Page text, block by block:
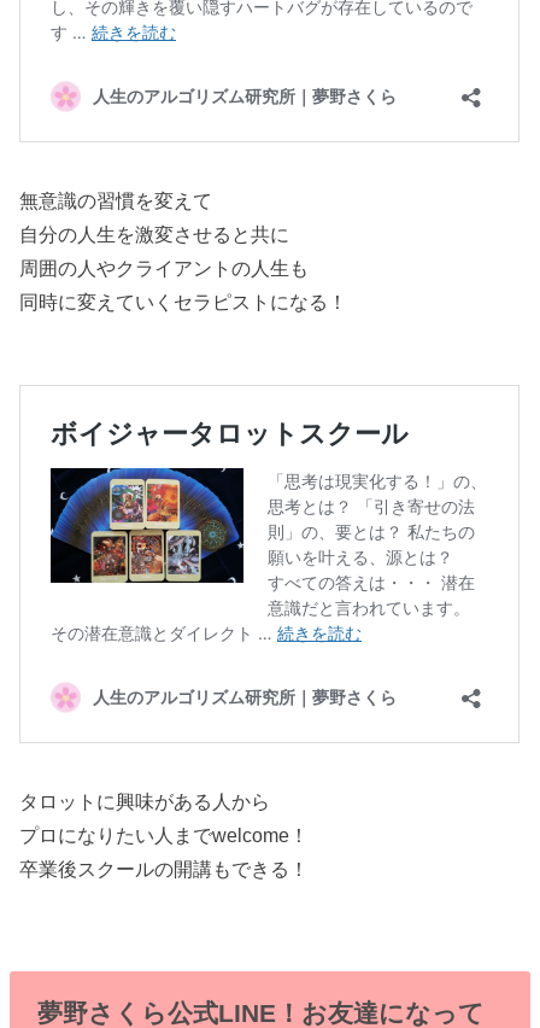
無意識の習慣を変えて
自分の人生を激変させると共に
周囲の人やクライアントの人生も
同時に変えていくセラピストになる！
タロットに興味がある人から
プロになりたい人までwelcome！
卒業後スクールの開講もできる！
夢野さくら公式LINE！お友達になって